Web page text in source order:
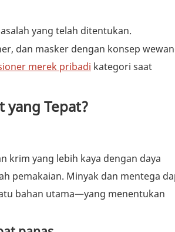
yang telah ditentukan.
dan masker dengan konsep
merek pribadi kategori saat
yang Tepat?
krim yang lebih kaya dengan daya
pemakaian. Minyak dan mentega
bahan utama—yang menentukan